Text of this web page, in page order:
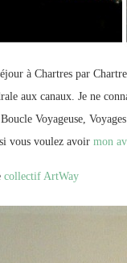
à Chartres par
aux canaux. Je ne
Voyageuse,
vous voulez avoir mon
collectif ArtWay